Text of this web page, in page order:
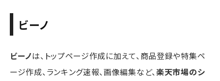
ビーノ
ビーノは、トップページ作成に加えて、商品登録や特集ペ
ージ作成、ランキング速報、画像編集など、楽天市場のシ